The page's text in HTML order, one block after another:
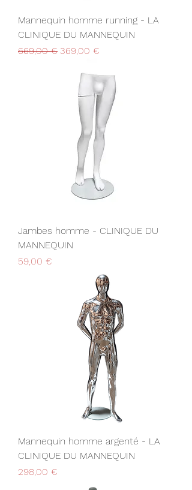
Mannequin homme running - LA
CLINIQUE DU MANNEQUIN
Prix original
669,00 € Prix promotionnel
369,00 €
Jambes homme - CLINIQUE DU
MANNEQUIN
Prix
59,00 €
Mannequin homme argenté - LA
CLINIQUE DU MANNEQUIN
Prix
298,00 €